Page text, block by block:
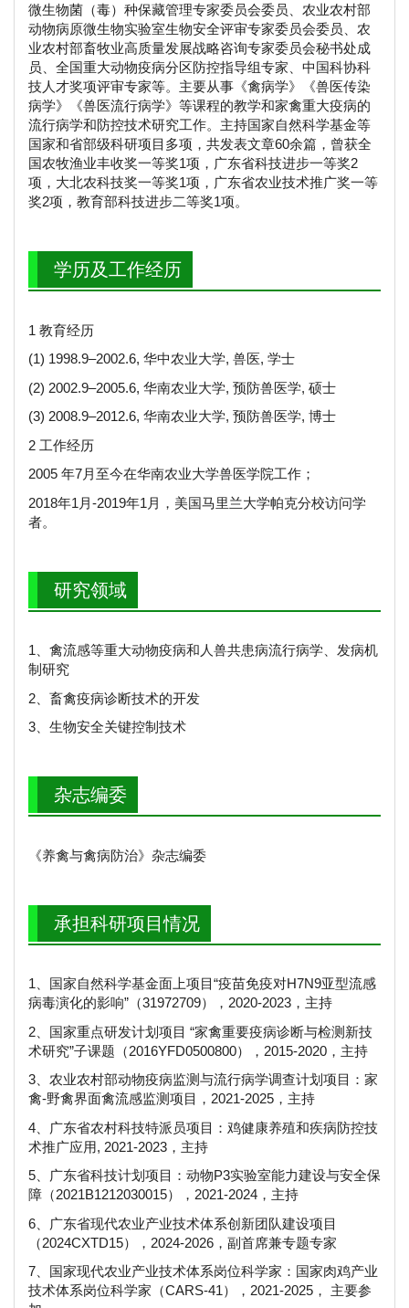
微生物菌（毒）种保藏管理专家委员会委员、农业农村部
动物病原微生物实验室生物安全评审专家委员会委员、农
业农村部畜牧业高质量发展战略咨询专家委员会秘书处成
员、全国重大动物疫病分区防控指导组专家、中国科协科
技人才奖项评审专家等。主要从事《禽病学》《兽医传染
病学》《兽医流行病学》等课程的教学和家禽重大疫病的
流行病学和防控技术研究工作。主持国家自然科学基金等
国家和省部级科研项目多项，共发表文章60余篇，曾获全
国农牧渔业丰收奖一等奖1项，广东省科技进步一等奖2
项，大北农科技奖一等奖1项，广东省农业技术推广奖一等
奖2项，教育部科技进步二等奖1项。
学历及工作经历
1 教育经历
(1) 1998.9–2002.6, 华中农业大学, 兽医, 学士
(2) 2002.9–2005.6, 华南农业大学, 预防兽医学, 硕士
(3) 2008.9–2012.6, 华南农业大学, 预防兽医学, 博士
2 工作经历
2005 年7月至今在华南农业大学兽医学院工作；
2018年1月-2019年1月，美国马里兰大学帕克分校访问学
者。
研究领域
1、禽流感等重大动物疫病和人兽共患病流行病学、发病机
制研究
2、畜禽疫病诊断技术的开发
3、生物安全关键控制技术
杂志编委
《养禽与禽病防治》杂志编委
承担科研项目情况
1、国家自然科学基金面上项目“疫苗免疫对H7N9亚型流感
病毒演化的影响”（31972709），2020-2023，主持
2、国家重点研发计划项目 “家禽重要疫病诊断与检测新技
术研究”子课题（2016YFD0500800），2015-2020，主持
3、农业农村部动物疫病监测与流行病学调查计划项目：家
禽-野禽界面禽流感监测项目，2021-2025，主持
4、广东省农村科技特派员项目：鸡健康养殖和疾病防控技
术推广应用, 2021-2023，主持
5、广东省科技计划项目：动物P3实验室能力建设与安全保
障（2021B1212030015），2021-2024，主持
6、广东省现代农业产业技术体系创新团队建设项目
（2024CXTD15），2024-2026，副首席兼专题专家
7、国家现代农业产业技术体系岗位科学家：国家肉鸡产业
技术体系岗位科学家（CARS-41），2021-2025， 主要参